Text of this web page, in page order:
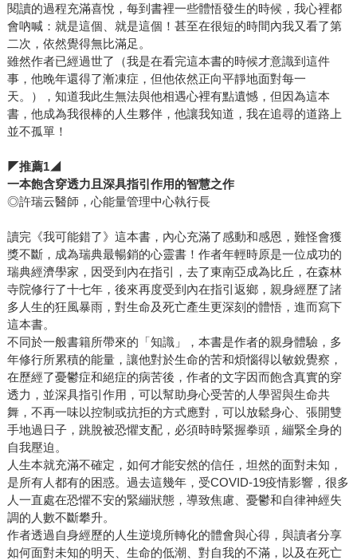
閱讀的過程充滿喜悅，每到書裡一些體悟發生的時候，我心裡都
會吶喊：就是這個、就是這個！甚至在很短的時間內我又看了第
二次，依然覺得無比滿足。
雖然作者已經過世了（我是在看完這本書的時候才意識到這件
事，他晚年還得了漸凍症，但他依然正向平靜地面對每一
天。），知道我此生無法與他相遇心裡有點遺憾，但因為這本
書，他成為我很棒的人生夥伴，他讓我知道，我在追尋的道路上
並不孤單！
◤推薦1◢
一本飽含穿透力且深具指引作用的智慧之作
◎許瑞云醫師，心能量管理中心執行長
讀完《我可能錯了》這本書，內心充滿了感動和感恩，難怪會獲
獎不斷，成為瑞典最暢銷的心靈書！作者年輕時原是一位成功的
瑞典經濟學家，因受到內在指引，去了東南亞成為比丘，在森林
寺院修行了十七年，後來再度受到內在指引返鄉，親身經歷了諸
多人生的狂風暴雨，對生命及死亡產生更深刻的體悟，進而寫下
這本書。
不同於一般書籍所帶來的「知識」，本書是作者的親身體驗，多
年修行所累積的能量，讓他對於生命的苦和煩惱得以敏銳覺察，
在歷經了憂鬱症和絕症的病苦後，作者的文字因而飽含真實的穿
透力，並深具指引作用，可以幫助身心受苦的人學習與生命共
舞，不再一味以控制或抗拒的方式應對，可以放鬆身心、張開雙
手地過日子，跳脫被恐懼支配，必須時時緊握拳頭，繃緊全身的
自我壓迫。
人生本就充滿不確定，如何才能安然的信任，坦然的面對未知，
是所有人都有的困惑。過去這幾年，受COVID-19疫情影響，很多
人一直處在恐懼不安的緊繃狀態，導致焦慮、憂鬱和自律神經失
調的人數不斷攀升。
作者透過自身經歷的人生逆境所轉化的體會與心得，與讀者分享
如何面對未知的明天、生命的低潮、對自我的不滿，以及在死亡